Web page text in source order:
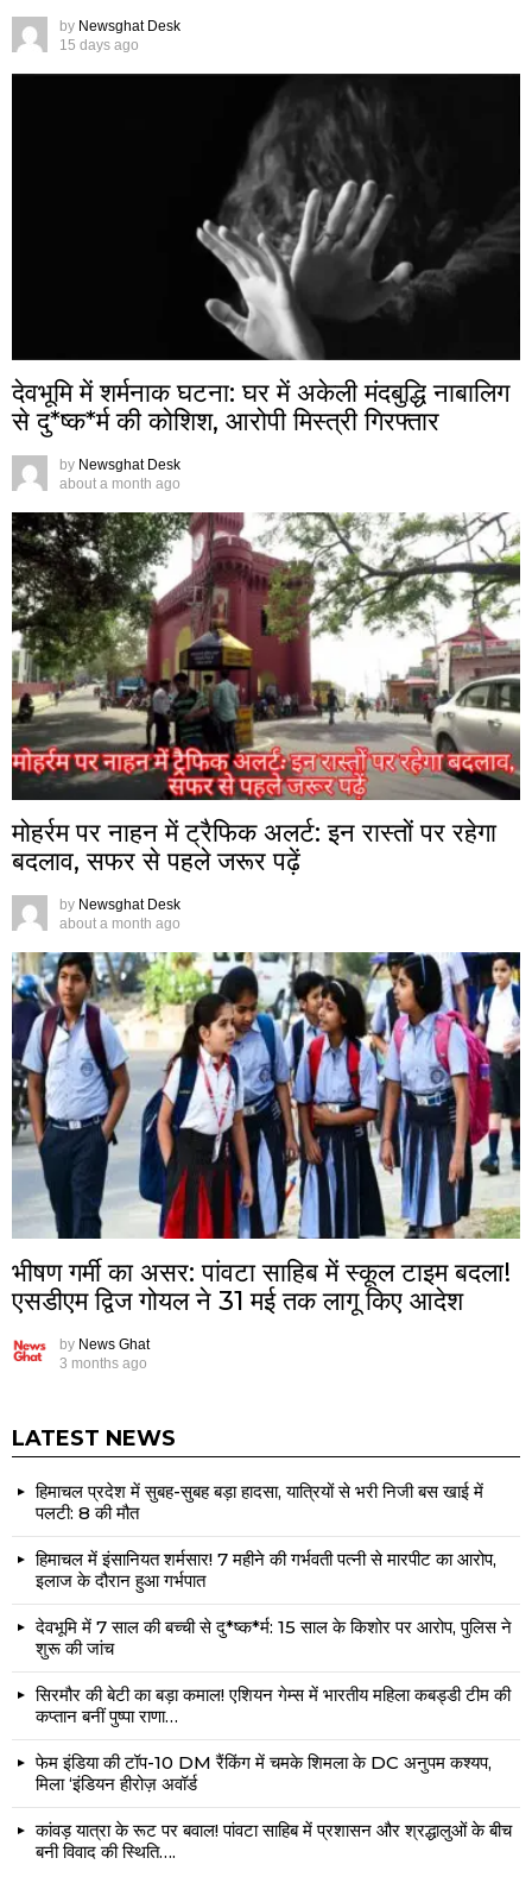
by Newsghat Desk
15 days ago
देवभूमि में शर्मनाक घटना: घर में अकेली मंदबुद्धि नाबालिग
से दु*ष्क*र्म की कोशिश, आरोपी मिस्त्री गिरफ्तार
by Newsghat Desk
about a month ago
मोहर्रम पर नाहन में ट्रैफिक अलर्ट: इन रास्तों पर रहेगा
बदलाव, सफर से पहले जरूर पढ़ें
by Newsghat Desk
about a month ago
भीषण गर्मी का असर: पांवटा साहिब में स्कूल टाइम बदला!
एसडीएम द्विज गोयल ने 31 मई तक लागू किए आदेश
by News Ghat
3 months ago
LATEST NEWS
हिमाचल प्रदेश में सुबह-सुबह बड़ा हादसा, यात्रियों से भरी निजी बस खाई में
पलटी: 8 की मौत
हिमाचल में इंसानियत शर्मसार! 7 महीने की गर्भवती पत्नी से मारपीट का आरोप,
इलाज के दौरान हुआ गर्भपात
देवभूमि में 7 साल की बच्ची से दु*ष्क*र्म: 15 साल के किशोर पर आरोप, पुलिस ने
शुरू की जांच
सिरमौर की बेटी का बड़ा कमाल! एशियन गेम्स में भारतीय महिला कबड्डी टीम की
कप्तान बनीं पुष्पा राणा…
फेम इंडिया की टॉप-10 DM रैंकिंग में चमके शिमला के DC अनुपम कश्यप,
मिला ‘इंडियन हीरोज़ अवॉर्ड
कांवड़ यात्रा के रूट पर बवाल! पांवटा साहिब में प्रशासन और श्रद्धालुओं के बीच
बनी विवाद की स्थिति….